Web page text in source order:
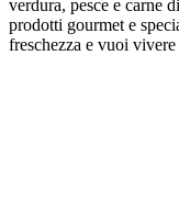
verdura, pesce e carne
prodotti gourmet e
freschezza e vuoi